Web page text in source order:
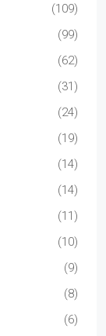
(109)
(99)
(62)
(31)
(24)
(19)
(14)
(14)
(11)
(10)
(9)
(8)
(6)